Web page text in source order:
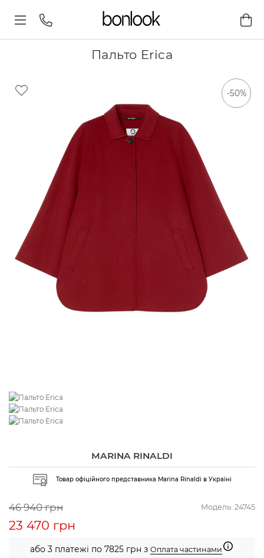
Пальто Erica
-50%
MARINA RINALDI
Товар офіційного представника Marina Rinaldi в Україні
Модель: 24745
46 940 грн
23 470 грн
або 3 платежі по 7825 грн з Оплата частинами